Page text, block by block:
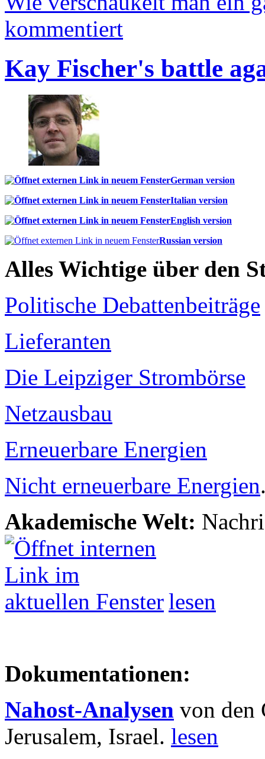
kommentiert
Kay Fischer's battle
German version
Italian version
English version
Russian version
Alles Wichtige über den
Politische Debattenbeiträge
Lieferanten
Die Leipziger Strombörse
Netzausbau
Erneuerbare Energien
Nicht erneuerbare Energien
Akademische Welt:
lesen
Dokumentationen:
Nahost-Analysen von den
Jerusalem, Israel. lesen